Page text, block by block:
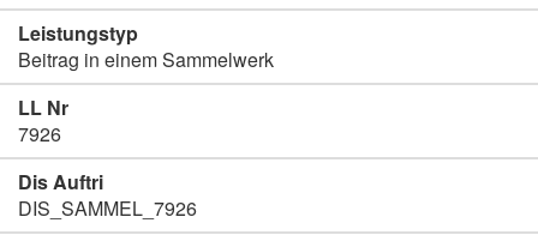
Leistungstyp
Beitrag in einem Sammelwerk
LL Nr
7926
Dis Auftri
DIS_SAMMEL_7926